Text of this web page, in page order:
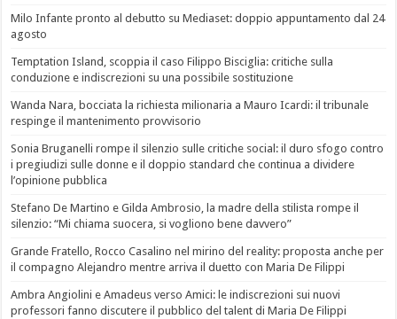
Milo Infante pronto al debutto su Mediaset: doppio appuntamento dal 24
agosto
Temptation Island, scoppia il caso Filippo Bisciglia: critiche sulla
conduzione e indiscrezioni su una possibile sostituzione
Wanda Nara, bocciata la richiesta milionaria a Mauro Icardi: il tribunale
respinge il mantenimento provvisorio
Sonia Bruganelli rompe il silenzio sulle critiche social: il duro sfogo contro
i pregiudizi sulle donne e il doppio standard che continua a dividere
l’opinione pubblica
Stefano De Martino e Gilda Ambrosio, la madre della stilista rompe il
silenzio: “Mi chiama suocera, si vogliono bene davvero”
Grande Fratello, Rocco Casalino nel mirino del reality: proposta anche per
il compagno Alejandro mentre arriva il duetto con Maria De Filippi
Ambra Angiolini e Amadeus verso Amici: le indiscrezioni sui nuovi
professori fanno discutere il pubblico del talent di Maria De Filippi